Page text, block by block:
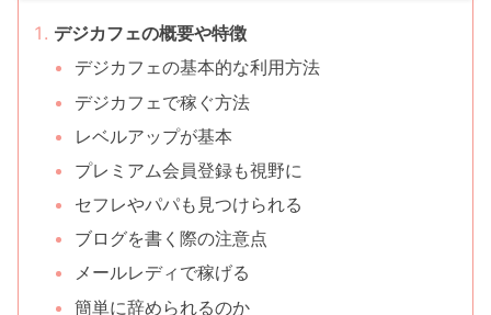
デジカフェの概要や特徴
デジカフェの基本的な利用方法
デジカフェで稼ぐ方法
レベルアップが基本
プレミアム会員登録も視野に
セフレやパパも見つけられる
ブログを書く際の注意点
メールレディで稼げる
簡単に辞められるのか